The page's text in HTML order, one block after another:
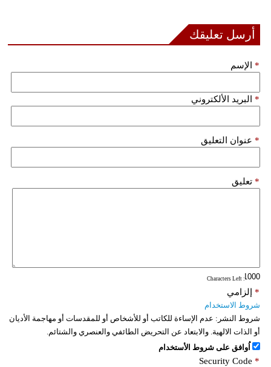
فيديو
أرسل تعليقك
الإسم *
البريد الألكتروني *
عنوان التعليق *
تعليق *
: Characters Left
إلزامي *
شروط الاستخدام
شروط النشر: عدم الإساءة للكاتب أو للأشخاص أو للمقدسات أو مهاجمة الأديان
أو الذات الالهية. والابتعاد عن التحريض الطائفي والعنصري والشتائم.
اُوافق على شروط الأستخدام
Security Code *